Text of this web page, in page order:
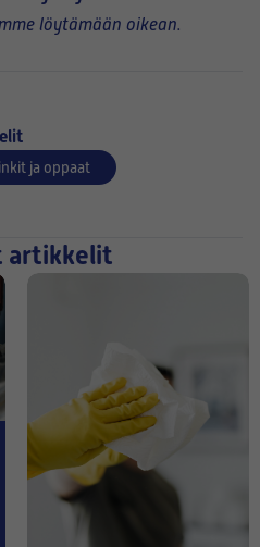
löytämään oikean.
ja oppaat
artikkelit